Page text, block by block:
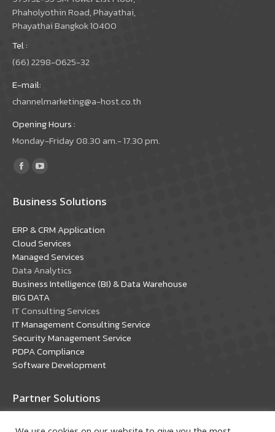
Phaholyothin Road, Phayathai,
Phayathai Bangkok 10400
Tel :
(66) 2298-0625-32
E-mail:
channelmarketing@a-host.co.th
Opening Hours :
Monday-Friday 08.30 am.- 17.30 pm.
Find us on:
Facebook
opens
new
window
YouTube
opens
new
window
Business Solutions
ERP & CRM Application
Cloud Services
Managed Services
Data Analytics
Business Intelligence (BI) & Data Warehouse
BIG DATA
IT Consulting Services
IT Management Consulting Service
Security Management Service
PDPA Compliance
Software Development
Partner Solutions
Oracle Solutions